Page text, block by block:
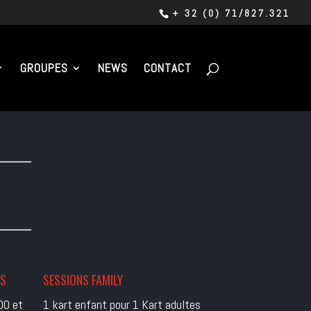
+ 32 (0) 71/827.321
GROUPES NEWS CONTACT
et
SESSIONS FAMILY
1 kart enfant pour 1 Kart adultes